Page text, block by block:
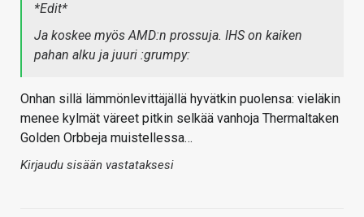
*Edit*
Ja koskee myös AMD:n prossuja. IHS on kaiken
pahan alku ja juuri :grumpy:
Onhan sillä lämmönlevittäjällä hyvätkin puolensa: vieläkin
menee kylmät väreet pitkin selkää vanhoja Thermaltaken
Golden Orbbeja muistellessa…
Kirjaudu sisään vastataksesi